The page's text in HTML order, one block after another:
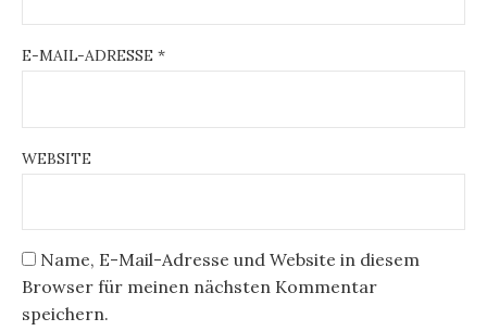
E-MAIL-ADRESSE *
WEBSITE
Name, E-Mail-Adresse und Website in diesem
Browser für meinen nächsten Kommentar
speichern.